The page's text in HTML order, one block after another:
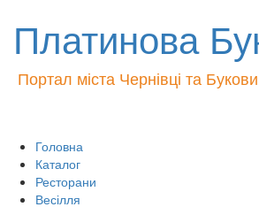
Платинова
Портал міста Чернівці та
Головна
Каталог
Ресторани
Весілля